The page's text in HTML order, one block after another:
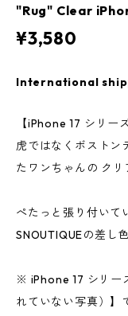
"Rug" Clear
¥3,580
International
【iPhone 17 シリー
虎ではなくボストン
たワンちゃんの クリ
ぺたっと張り付いて
SNOUTIQUEの差し
※ iPhone 17 シリー
れていない写真）】